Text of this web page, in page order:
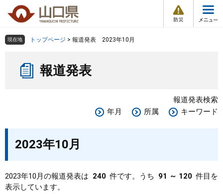
の
ー
メ
組織で探す
Other Languages
くらし・環境
教育・文化・スポーツ
現在地 トップページ > 報道発表 2023年10月
報道発表
報道発表検索
年月
所属 キーワード
2023年10月
2023年10月の報道発表は 240 件です。うち 91 ～ 120 件目を
表示しています。